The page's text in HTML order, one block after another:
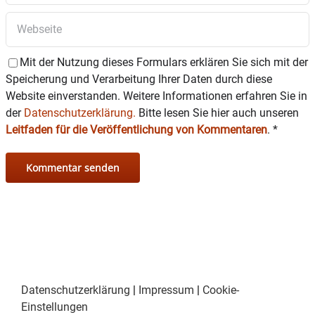
Ausschnitte aus seinem Programm „das
Problem sind die Leute“.
Wie immer führt Michael Altinger durch die
beiden Abende, mit eigenen Nummern zum
Wahnsinn in der Welt. Und begleitet wird er,
einmal mehr, von dem Gitarristen: Andreas
Rother
Karten gibt’s beim Wasserburger Bohnenröster
und online unter:www.michael-altinger.de
Mit der Nutzung dieses Formulars erklären Sie sich mit der
Speicherung und Verarbeitung Ihrer Daten durch diese
Website einverstanden. Weitere Informationen erfahren Sie in
der Datenschutzerklärung. Bitte lesen Sie hier auch unseren
Leitfaden für die Veröffentlichung von Kommentaren. *
Datenschutzerklärung | Impressum | Cookie-
Einstellungen